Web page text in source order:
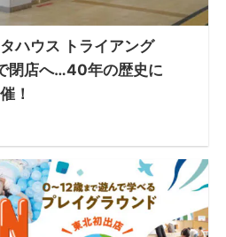
ハウス トライアング
閉店へ…40年の歴史に
！